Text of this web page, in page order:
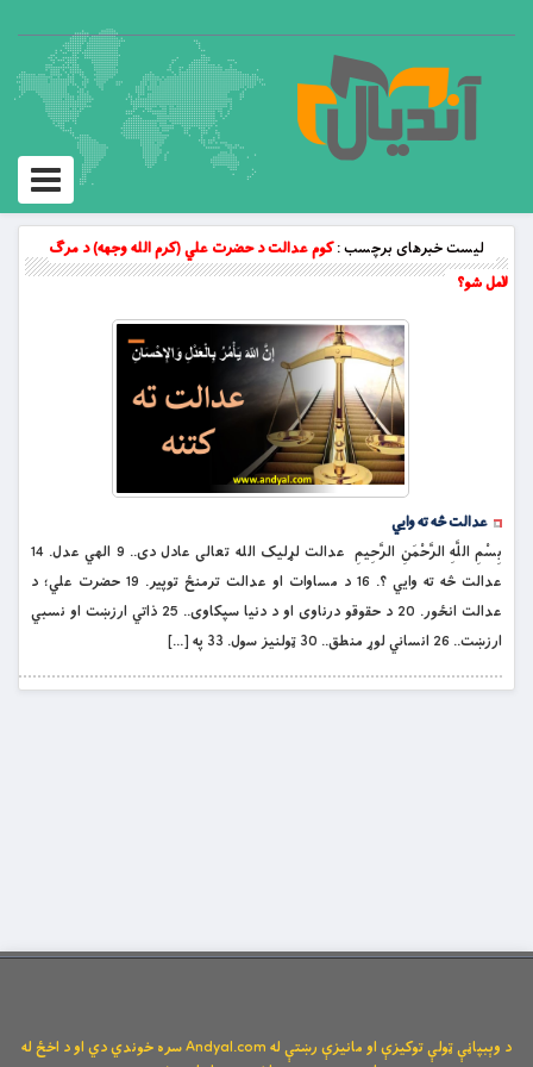
Toggle
لیست خبرهای برچسب :کوم عدالت د حضرت علي (کرم الله وجهه) د مرګ
لامل شو؟
عدالت څه ته وايي
بِسْمِ اللَّهِ الرَّحْمَنِ الرَّحِيمِ عدالت لړلیک الله تعالی عادل دی.. 9 الهي عدل. 14
عدالت څه ته وايي ؟. 16 د مساوات او عدالت ترمنځ توپير. 19 حضرت علي؛ د
عدالت انځور. 20 د حقوقو درناوى او د دنيا سپکاوى.. 25 ذاتي ارزښت او نسبي
ارزښت.. 26 انساني لوړ منطق.. 30 ټولنيز سول. 33 په […]
د وېبپاڼې ټولې توکیزې او مانیزې رښتې له Andyal.com سره خوندي دي او د اخځ له